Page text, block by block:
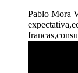
Pablo Mora